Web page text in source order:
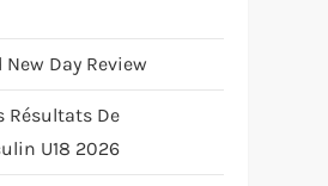
Day Review
Résultats De
U18 2026